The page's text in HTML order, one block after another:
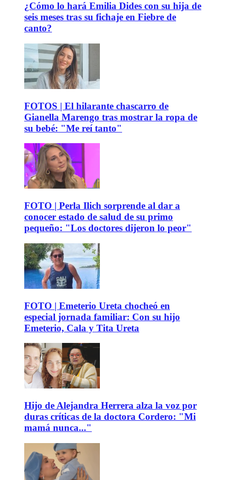
¿Cómo lo hará Emilia Dides con su hija de
seis meses tras su fichaje en Fiebre de
canto?
FOTOS | El hilarante chascarro de
Gianella Marengo tras mostrar la ropa de
su bebé: "Me reí tanto"
FOTO | Perla Ilich sorprende al dar a
conocer estado de salud de su primo
pequeño: "Los doctores dijeron lo peor"
FOTO | Emeterio Ureta chocheó en
especial jornada familiar: Con su hijo
Emeterio, Cala y Tita Ureta
Hijo de Alejandra Herrera alza la voz por
duras críticas de la doctora Cordero: "Mi
mamá nunca..."